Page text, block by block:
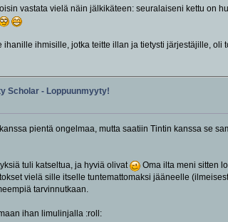
vastata vielä näin jälkikäteen: seuralaiseni kettu on
ihmisille, jotka teitte illan ja tietysti järjestäjille, oli
Scholar - Loppuunmyyty!
pientä ongelmaa, mutta saatiin Tintin kanssa se
tuli katseltua, ja hyviä olivat
Oma ilta meni sitten
vielä sille itselle tuntemattomaksi jääneelle
tarvinnutkaan.
ihan limulinjalla :roll: